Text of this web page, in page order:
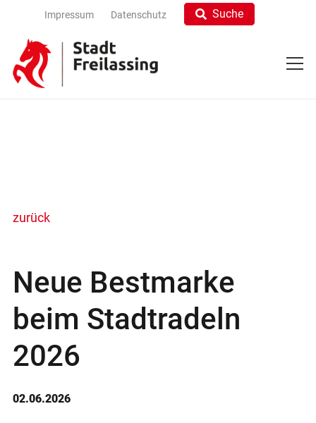
Impressum Datenschutz Suche
zurück
Neue Bestmarke
beim Stadtradeln
2026
02.06.2026